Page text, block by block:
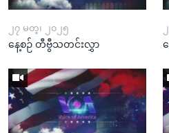
၂၇ မတ္၊ ၂၀၂၅
နေ့စဉ် တီဗွီသတင်းလွှာ